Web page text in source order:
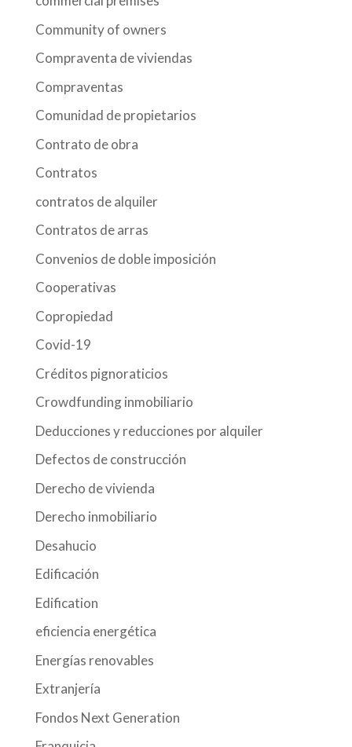
Community of owners
Compraventa de viviendas
Compraventas
Comunidad de propietarios
Contrato de obra
Contratos
contratos de alquiler
Contratos de arras
Convenios de doble imposición
Cooperativas
Copropiedad
Covid-19
Créditos pignoraticios
Crowdfunding inmobiliario
Deducciones y reducciones por alquiler
Defectos de construcción
Derecho de vivienda
Derecho inmobiliario
Desahucio
Edificación
Edification
eficiencia energética
Energías renovables
Extranjería
Fondos Next Generation